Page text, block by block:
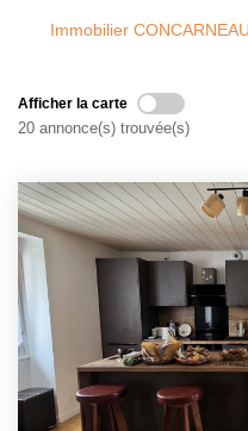
Immobilier CONCARNEAU
Afficher la carte
20 annonce(s) trouvée(s)